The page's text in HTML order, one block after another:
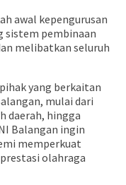
awal kepengurusan
sistem pembinaan
melibatkan seluruh
yang berkaitan
mulai dari
daerah, hingga
Balangan ingin
memperkuat
olahraga